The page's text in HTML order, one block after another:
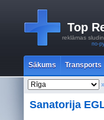
Top
reklāmas
по-
Sākums Transports
»
Sanatorija